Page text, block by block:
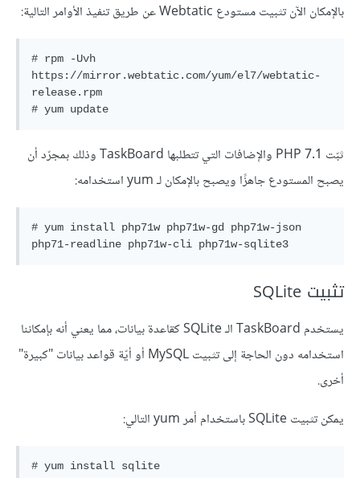
بالإمكان الآن تثبيت مستودع Webtatic عن طريق تنفيذ الأوامر التالية:
# rpm -Uvh
https://mirror.webtatic.com/yum/el7/webtatic-
release.rpm
ثبّت PHP 7.1 والإضافات التي تتطلبها TaskBoard وذلك بمجرّد أن
يصبح المستودع جاهزًا ويصبح بالإمكان لـ yum استخدامه:
# yum install php71w php71w-gd php71w-json
تثبيت SQLite
يستخدم TaskBoard الـ SQLite كقاعدة بيانات، مما يعني أنه بإمكاننا
استخدامه دون الحاجة إلى تثبيت MySQL أو أيّة قواعد بيانات "كبيرة"
أخرى.
يمكن تثبيت SQLite باستخدام أمر yum التالي: